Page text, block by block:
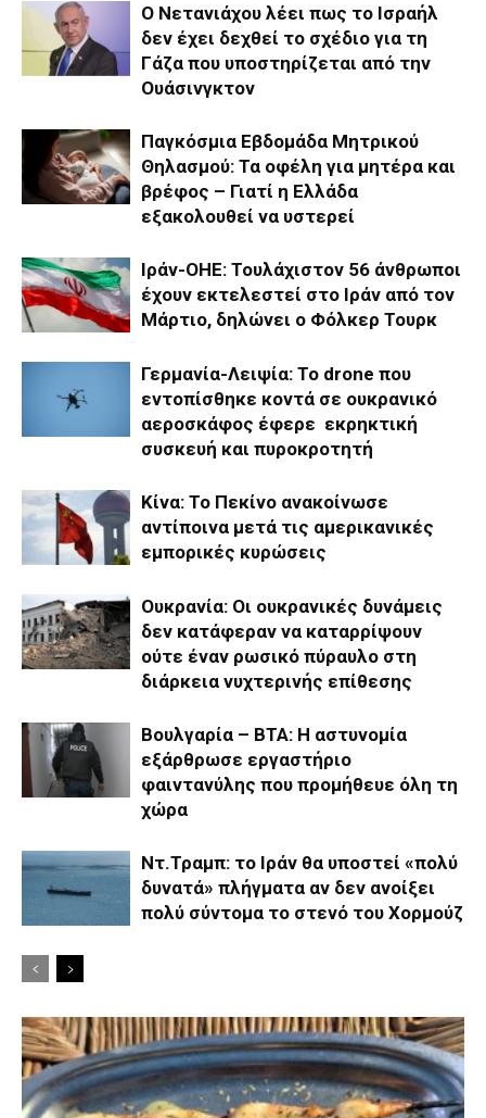
Ο Νετανιάχου λέει πως το Ισραήλ
δεν έχει δεχθεί το σχέδιο για τη
Γάζα που υποστηρίζεται από την
Ουάσινγκτον
Παγκόσμια Εβδομάδα Μητρικού
Θηλασμού: Τα οφέλη για μητέρα και
βρέφος – Γιατί η Ελλάδα
εξακολουθεί να υστερεί
Ιράν-ΟΗΕ: Τουλάχιστον 56 άνθρωποι
έχουν εκτελεστεί στο Ιράν από τον
Μάρτιο, δηλώνει ο Φόλκερ Τουρκ
Γερμανία-Λειψία: Το drone που
εντοπίσθηκε κοντά σε ουκρανικό
αεροσκάφος έφερε εκρηκτική
συσκευή και πυροκροτητή
Κίνα: Το Πεκίνο ανακοίνωσε
αντίποινα μετά τις αμερικανικές
εμπορικές κυρώσεις
Ουκρανία: Οι ουκρανικές δυνάμεις
δεν κατάφεραν να καταρρίψουν
ούτε έναν ρωσικό πύραυλο στη
διάρκεια νυχτερινής επίθεσης
Βουλγαρία – ΒΤΑ: Η αστυνομία
εξάρθρωσε εργαστήριο
φαιντανύλης που προμήθευε όλη τη
χώρα
Ντ.Τραμπ: το Ιράν θα υποστεί «πολύ
δυνατά» πλήγματα αν δεν ανοίξει
πολύ σύντομα το στενό του Χορμούζ